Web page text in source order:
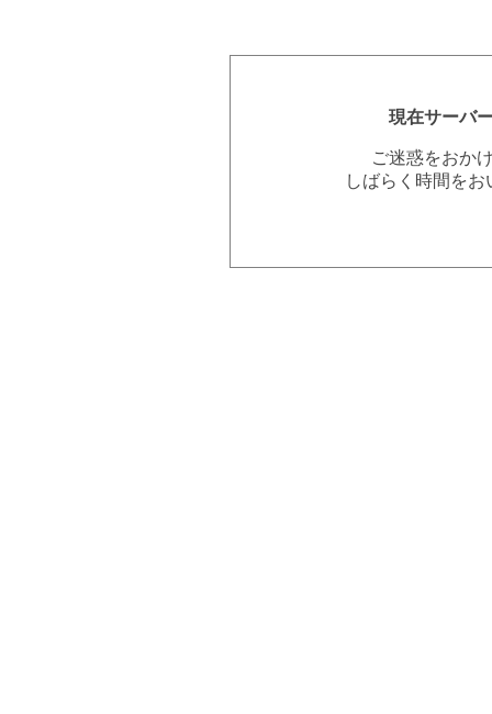
現在サーバ
ご迷惑をおか
しばらく時間を